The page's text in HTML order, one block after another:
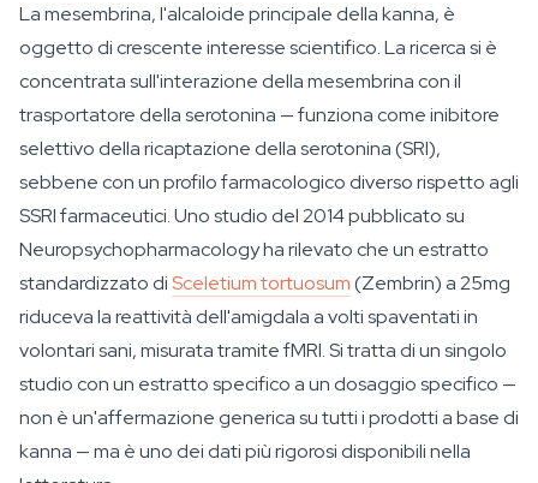
La mesembrina, l'alcaloide principale della kanna, è
oggetto di crescente interesse scientifico. La ricerca si è
concentrata sull'interazione della mesembrina con il
trasportatore della serotonina — funziona come inibitore
selettivo della ricaptazione della serotonina (SRI),
sebbene con un profilo farmacologico diverso rispetto agli
SSRI farmaceutici. Uno studio del 2014 pubblicato su
Neuropsychopharmacologyha rilevato che un estratto
standardizzato diSceletium tortuosum(Zembrin) a 25mg
riduceva la reattività dell'amigdala a volti spaventati in
volontari sani, misurata tramite fMRI. Si tratta di un singolo
studio con un estratto specifico a un dosaggio specifico —
non è un'affermazione generica su tutti i prodotti a base di
kanna — ma è uno dei dati più rigorosi disponibili nella